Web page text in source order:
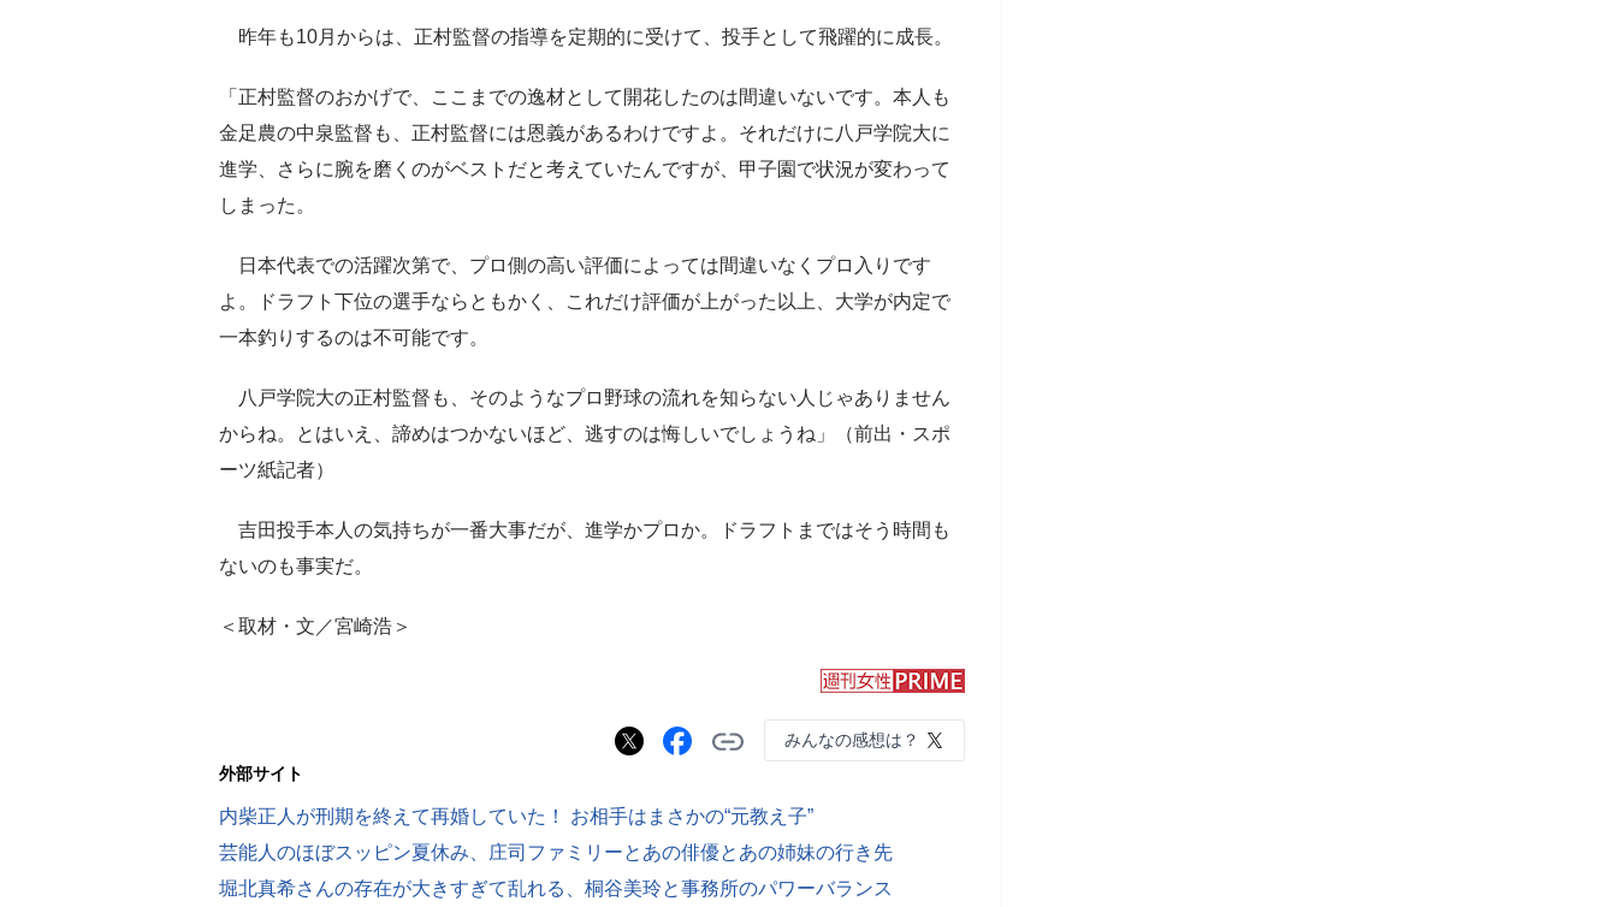
昨年も10月からは、正村監督の指導を定期的に受けて、投手として飛躍的に成長。
「正村監督のおかげで、ここまでの逸材として開花したのは間違いないです。本人も
金足農の中泉監督も、正村監督には恩義があるわけですよ。それだけに八戸学院大に
進学、さらに腕を磨くのがベストだと考えていたんですが、甲子園で状況が変わって
しまった。
日本代表での活躍次第で、プロ側の高い評価によっては間違いなくプロ入りです
よ。ドラフト下位の選手ならともかく、これだけ評価が上がった以上、大学が内定で
一本釣りするのは不可能です。
八戸学院大の正村監督も、そのようなプロ野球の流れを知らない人じゃありません
からね。とはいえ、諦めはつかないほど、逃すのは悔しいでしょうね」（前出・スポ
ーツ紙記者）
吉田投手本人の気持ちが一番大事だが、進学かプロか。ドラフトまではそう時間も
ないのも事実だ。
＜取材・文／宮崎浩＞
みんなの感想は？
外部サイト
内柴正人が刑期を終えて再婚していた！ お相手はまさかの“元教え子”
芸能人のほぼスッピン夏休み、庄司ファミリーとあの俳優とあの姉妹の行き先
堀北真希さんの存在が大きすぎて乱れる、桐谷美玲と事務所のパワーバランス